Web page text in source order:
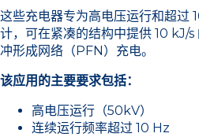
这些充电器专为高电压运行和超过
计，可在紧凑的结构中提供 10 kJ/
冲形成网络（PFN）充电。
该应用的主要要求包括：
高电压运行（50kV）
连续运行频率超过 10 Hz